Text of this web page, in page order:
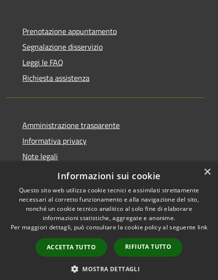
Prenotazione appuntamento
Segnalazione disservizio
Leggi le FAQ
Richiesta assistenza
Amministrazione trasparente
Informativa privacy
Note legali
Dichiarazione di accessibilità
Accessibilità
Copyright © 2026 • Comune di
Merì • Powered by
Municipium•
Accesso
redazione
×
Informazioni sui cookie
Questo sito web utilizza cookie tecnici e assimilati strettamente
necessari al corretto funzionamento e alla navigazione del sito,
nonché un cookie tecnico analitico al solo fine di elaborare
informazioni statistiche, aggregate e anonime.
Per maggiori dettagli, può consultare la cookie policy al seguente link
ACCETTA TUTTO RIFIUTA TUTTO
MOSTRA DETTAGLI